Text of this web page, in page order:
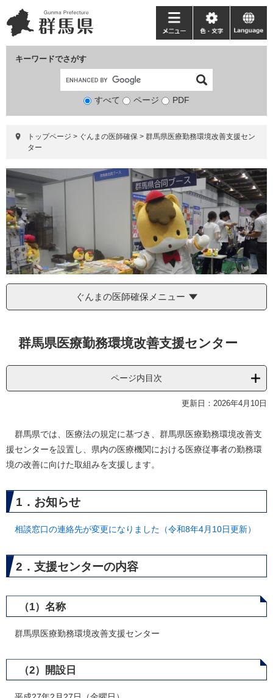
ー
ジ
ニ
ュ
て
キーワードでさがす
検
象
すべて ページ PDF
メ
ニ
ー
色・
文
language
トップページ > ぐんまの医師確保 > 群馬県医療勤務環境改善支援セン
ター
ぐんまの医師確保メニュー
群馬県医療勤務環境改善支援センター
ページ内目次
更新日：2026年4月10日
群馬県では、医療法の規定に基づき、群馬県医療勤務環境改善支
援センターを設置し、県内の医療機関における医療従事者の勤務環
境の改善に向けた取組みを支援します。
1．お知らせ
相談窓口の連絡先が変更になりました（令和8年4月10日更新）
2．支援センターの内容
（1）名称
群馬県医療勤務環境改善支援センター
（2）開設日